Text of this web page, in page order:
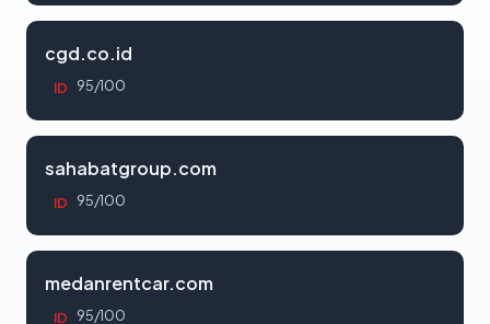
cgd.co.id
ID 95/100
sahabatgroup.com
ID 95/100
medanrentcar.com
ID 95/100